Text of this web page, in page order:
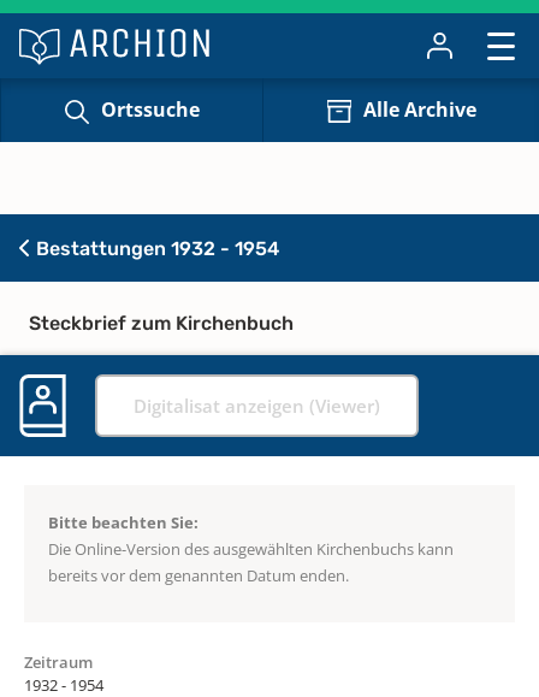
Ortssuche Alle Archive
Bestattungen 1932 - 1954
Steckbrief zum Kirchenbuch
Digitalisat anzeigen (Viewer)
Bitte beachten Sie:
Die Online-Version des ausgewählten Kirchenbuchs kann
bereits vor dem genannten Datum enden.
Zeitraum
1932 - 1954